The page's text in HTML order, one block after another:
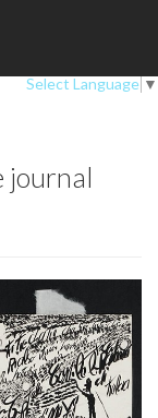
Select Language ▼
journal